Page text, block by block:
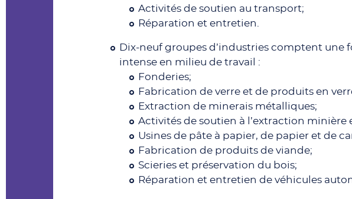
Activités de soutien au transport;
Réparation et entretien.
Dix-neuf groupes d’industries comptent une
intense en milieu de travail :
Fonderies;
Fabrication de verre et de produits en
Extraction de minerais métalliques;
Activités de soutien à l’extraction minière
Usines de pâte à papier, de papier et de
Fabrication de produits de viande;
Scieries et préservation du bois;
Réparation et entretien de véhicules